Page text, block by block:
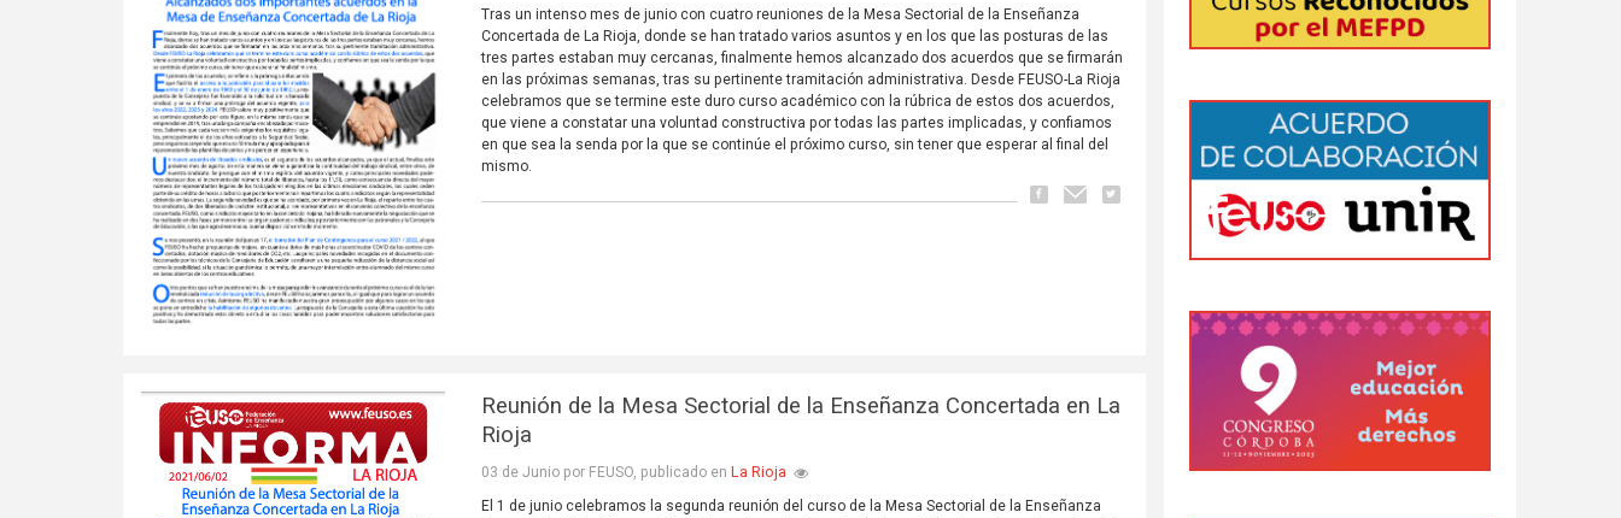
Tras un intenso mes de junio con cuatro reuniones de la Mesa Sectorial de la Enseñanza
Concertada de La Rioja, donde se han tratado varios asuntos y en los que las posturas de las
tres partes estaban muy cercanas, finalmente hemos alcanzado dos acuerdos que se firmarán
en las próximas semanas, tras su pertinente tramitación administrativa. Desde FEUSO-La Rioja
celebramos que se termine este duro curso académico con la rúbrica de estos dos acuerdos,
que viene a constatar una voluntad constructiva por todas las partes implicadas, y confiamos
en que sea la senda por la que se continúe el próximo curso, sin tener que esperar al final del
mismo.
Reunión de la Mesa Sectorial de la Enseñanza Concertada en La
Rioja
03 de Junio por FEUSO, publicado en La Rioja
El 1 de junio celebramos la segunda reunión del curso de la Mesa Sectorial de la Enseñanza